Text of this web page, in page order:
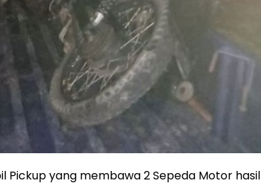
Pickup yang membawa 2 Sepeda Motor hasil